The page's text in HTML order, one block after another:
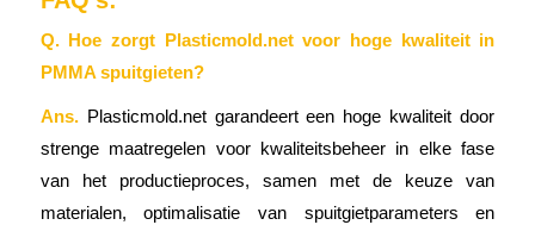
Q. Hoe zorgt Plasticmold.net voor hoge kwaliteit in
PMMA spuitgieten?
Ans.Plasticmold.net garandeert een hoge kwaliteit door
strenge maatregelen voor kwaliteitsbeheer in elke fase
van het productieproces, samen met de keuze van
materialen, optimalisatie van spuitgietparameters en